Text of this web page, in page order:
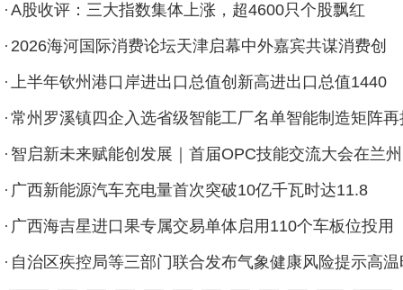
A股收评：三大指数集体上涨，超4600只个股飘红
2026海河国际消费论坛天津启幕中外嘉宾共谋消费创
上半年钦州港口岸进出口总值创新高进出口总值1440
常州罗溪镇四企入选省级智能工厂名单智能制造矩阵再
智启新未来赋能创发展｜首届OPC技能交流大会在兰州
广西新能源汽车充电量首次突破10亿千瓦时达11.8
广西海吉星进口果专属交易单体启用110个车板位投用
自治区疾控局等三部门联合发布气象健康风险提示高温